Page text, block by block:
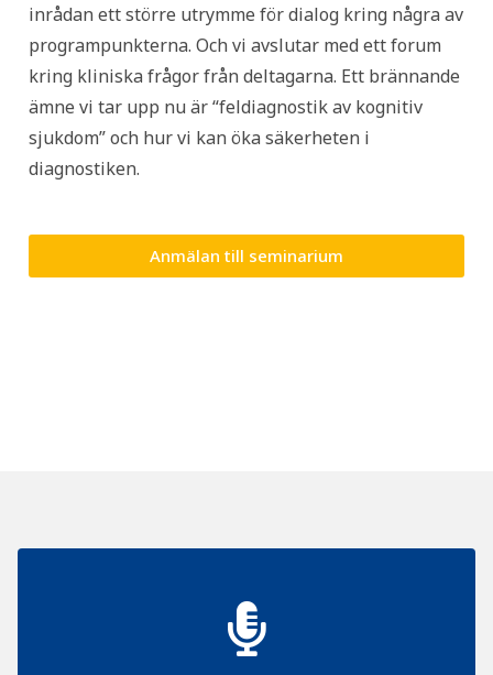
inrådan ett större utrymme för dialog kring några av
programpunkterna. Och vi avslutar med ett forum
kring kliniska frågor från deltagarna. Ett brännande
ämne vi tar upp nu är “feldiagnostik av kognitiv
sjukdom” och hur vi kan öka säkerheten i
diagnostiken.
Anmälan till seminarium